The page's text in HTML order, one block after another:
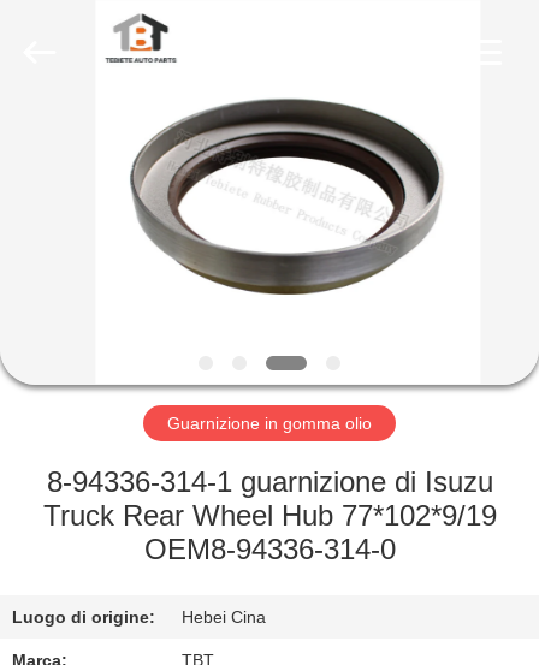
PRODOTTI
GIRO
FABBRICA
CONTROLLO
QUALITÀ
Guarnizione in gomma olio
8-94336-314-1 guarnizione di Isuzu
Truck Rear Wheel Hub 77*102*9/19
OEM8-94336-314-0
Luogo di origine: Hebei Cina
Marca: TBT